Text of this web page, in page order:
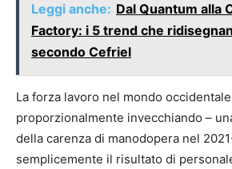
Leggi anche: Dal Quantum alla
Factory: i 5 trend che
secondo Cefriel
La forza lavoro nel mondo
proporzionalmente invecchiando –
della carenza di manodopera nel
semplicemente il risultato di